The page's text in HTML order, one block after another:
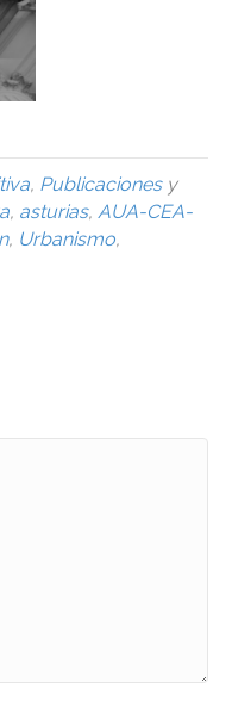
, Publicacionesy
, asturias, AUA-CEA-
, Urbanismo,